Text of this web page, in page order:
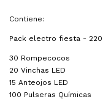
Contiene:
Pack electro fiesta -
30 Rompecocos
20 Vinchas LED
15 Anteojos LED
100 Pulseras Químicas